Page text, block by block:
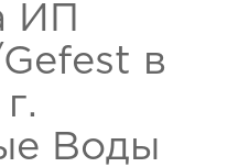
ИП
в
Воды